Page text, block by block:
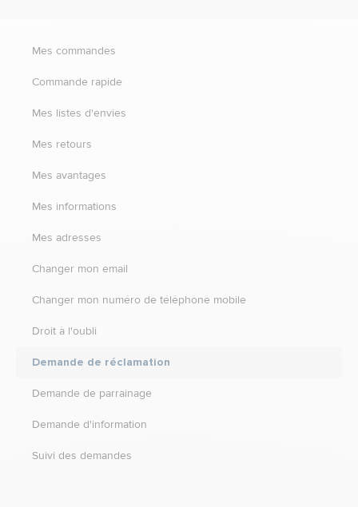
Mes commandes
Commande rapide
Mes listes d'envies
Mes retours
Mes avantages
Mes informations
Mes adresses
Changer mon email
Changer mon numéro de téléphone mobile
Droit à l'oubli
Demande de réclamation
Demande de parrainage
Demande d'information
Suivi des demandes